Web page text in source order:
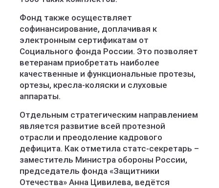
Фонд также осуществляет
софинансирование, доплачивая к
электронным сертификатам от
Социального фонда России. Это позволяет
ветеранам приобретать наиболее
качественные и функциональные протезы,
ортезы, кресла-коляски и слуховые
аппараты.
Отдельным стратегическим направлением
является развитие всей протезной
отрасли и преодоление кадрового
дефицита. Как отметила статс-секретарь –
заместитель Министра обороны России,
председатель фонда «Защитники
Отечества» Анна Цивилева, ведётся